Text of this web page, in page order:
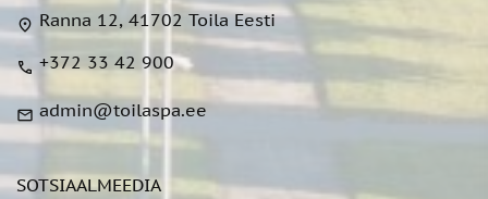
location_on Ranna 12, 41702 Toila Eesti
call +372 33 42 900
mail admin@toilaspa.ee
SOTSIAALMEEDIA